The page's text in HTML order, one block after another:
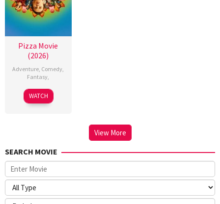
Pizza Movie
(2026)
Adventure Comedy
Fantasy
WATCH
View More
SEARCH MOVIE